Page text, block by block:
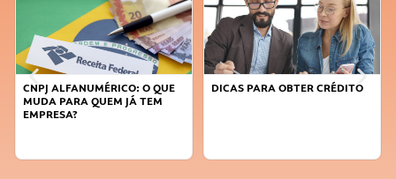
DICAS PARA OBTER CRÉDITO
FAÇA A DIFERENÇA: SEJA